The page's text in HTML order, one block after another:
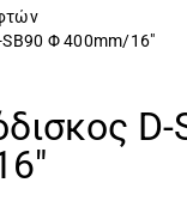
SB90 Φ 400mm/16"